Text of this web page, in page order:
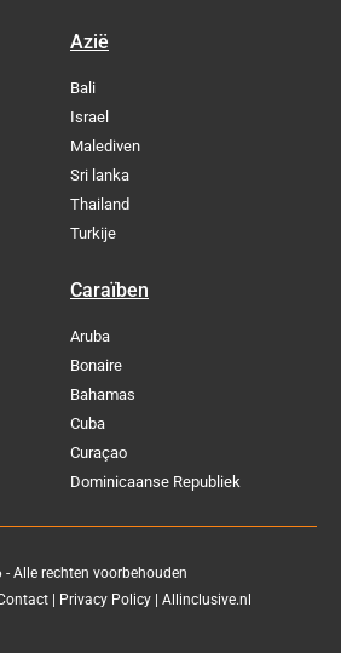
Azië
Bali
Israel
Malediven
Sri lanka
Thailand
Turkije
Caraïben
Aruba
Bonaire
Bahamas
Cuba
Curaçao
Dominicaanse Republiek
Alle rechten voorbehouden
| Privacy Policy | Allinclusive.nl